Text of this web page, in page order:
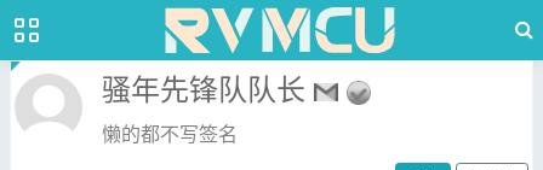
骚年先锋队队长
懒的都不写签名